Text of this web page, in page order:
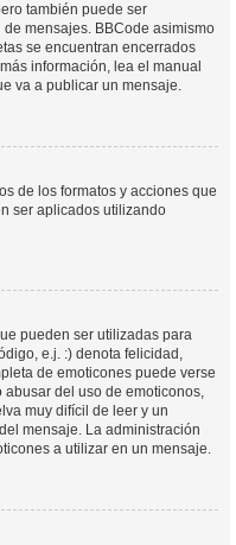
también puede ser
mensajes. BBCode asimismo
se encuentran encerrados
información, lea el manual
va a publicar un mensaje.
de los formatos y acciones que
ser aplicados utilizando
pueden ser utilizadas para
e.j. :) denota felicidad,
de emoticones puede verse
del uso de emoticonos,
muy difícil de leer y un
mensaje. La administración
a utilizar en un mensaje.